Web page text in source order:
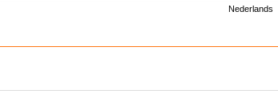
Nederlands